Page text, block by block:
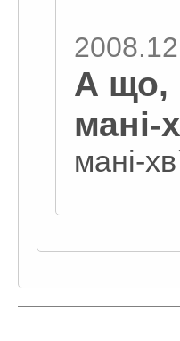
А що,
мані-
мані-